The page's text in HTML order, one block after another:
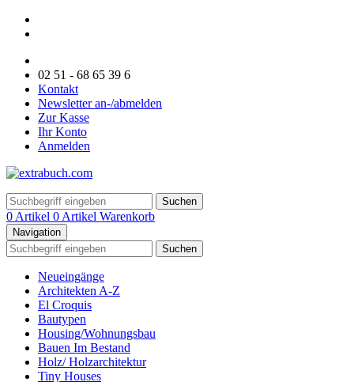
02 51 - 68 65 39 6
Kontakt
Newsletter an-/abmelden
Zur Kasse
Ihr Konto
Anmelden
Suchen
0 Artikel 0 Artikel Warenkorb
Navigation
Suchen
Neueingänge
Architekten A-Z
El Croquis
Bautypen
Housing/Wohnungsbau
Bauen Im Bestand
Holz/ Holzarchitektur
Tiny Houses